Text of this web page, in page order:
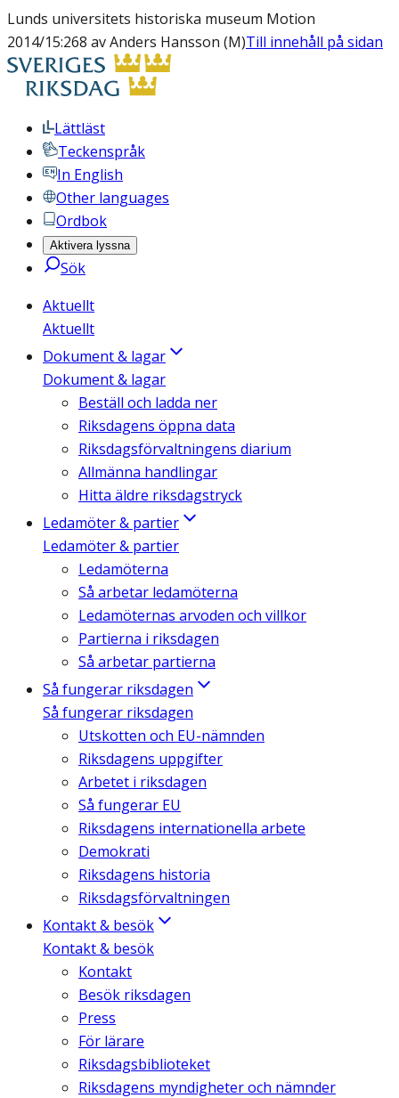
Lunds universitets historiska museum Motion
2014/15:268 av Anders Hansson (M)Till innehåll på sidan
Lättläst
Teckenspråk
In English
Other languages
Ordbok
Aktivera lyssna
Sök
Aktuellt
Aktuellt
Dokument & lagar
Dokument & lagar
Beställ och ladda ner
Riksdagens öppna data
Riksdagsförvaltningens diarium
Allmänna handlingar
Hitta äldre riksdagstryck
Ledamöter & partier
Ledamöter & partier
Ledamöterna
Så arbetar ledamöterna
Ledamöternas arvoden och villkor
Partierna i riksdagen
Så arbetar partierna
Så fungerar riksdagen
Så fungerar riksdagen
Utskotten och EU-nämnden
Riksdagens uppgifter
Arbetet i riksdagen
Så fungerar EU
Riksdagens internationella arbete
Demokrati
Riksdagens historia
Riksdagsförvaltningen
Kontakt & besök
Kontakt & besök
Kontakt
Besök riksdagen
Press
För lärare
Riksdagsbiblioteket
Riksdagens myndigheter och nämnder